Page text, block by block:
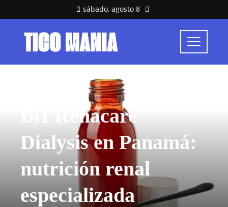
sábado, agosto 8
Bi1 Renacare
Dialysis en Panamá:
nutrición renal
especializada